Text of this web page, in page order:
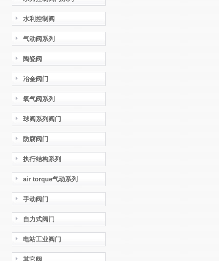
水利控制阀
气动阀系列
陶瓷阀
冶金阀门
氧气阀系列
球阀系列阀门
防腐阀门
执行结构系列
air torque气动系列
手动阀门
自力式阀门
电站工业阀门
其它阀